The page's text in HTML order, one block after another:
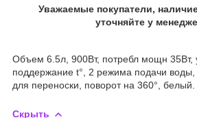
Уважаемые покупатели,
уточняйте у
Объем 6.5л, 900Вт, потребл мощн 35Вт,
поддержание t°, 2 режима подачи воды,
для переноски, поворот на 360°, белый.
Скрыть